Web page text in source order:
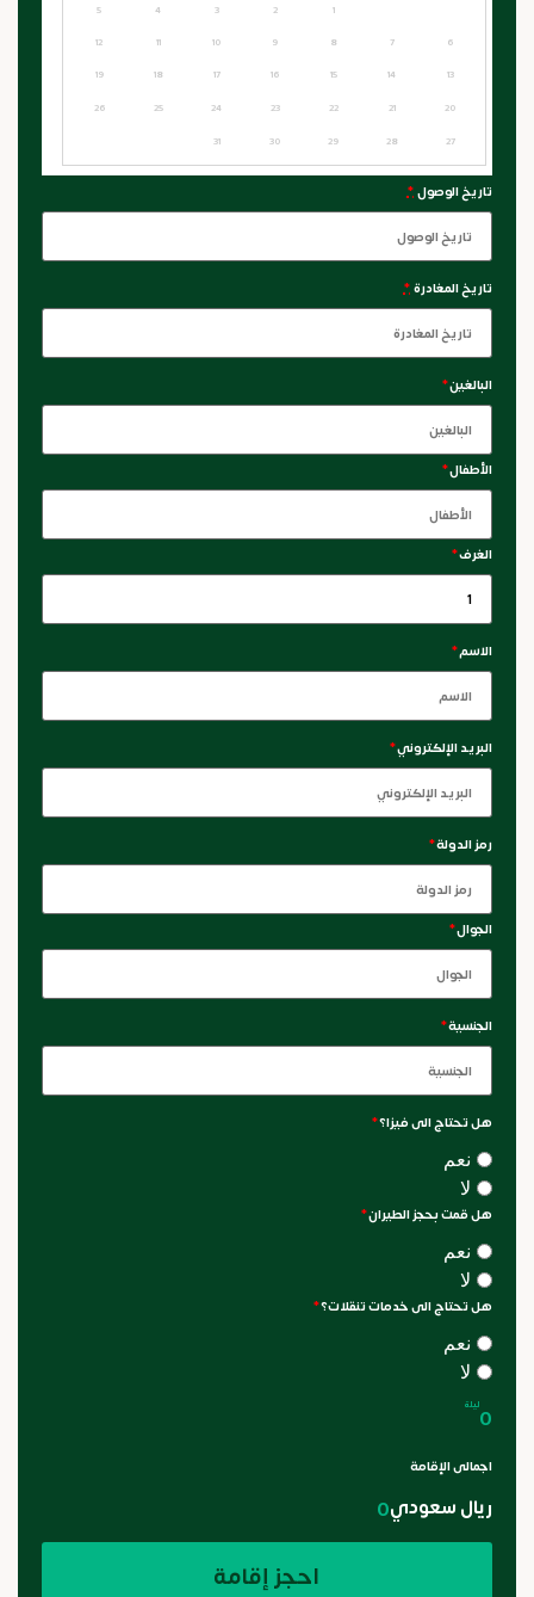
1
2
3
4
5
6
7
8
9
10
11
12
13
14
15
16
17
18
19
20
21
22
23
24
25
26
27
28
29
30
31
تاريخ الوصول*
تاريخ المغادرة*
البالغين*
الأطفال*
الغرف*
الاسم*
البريد الإلكتروني*
رمز الدولة*
الجوال*
الجنسية*
هل تحتاج الى فيزا؟*
نعم
لا
هل قمت بحجز الطيران*
نعم
لا
هل تحتاج الى خدمات تنقلات؟*
نعم
لا
0ليلة
اجمالى الإقامة
ريال سعودي0
احجز إقامة